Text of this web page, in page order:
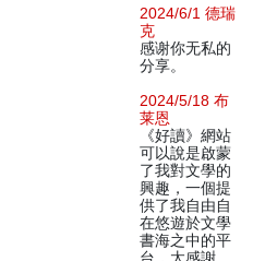
2024/6/1 德瑞
克
感谢你无私的
分享。
2024/5/18 布
莱恩
《好讀》網站
可以說是啟蒙
了我對文學的
興趣，一個提
供了我自由自
在悠遊於文學
書海之中的平